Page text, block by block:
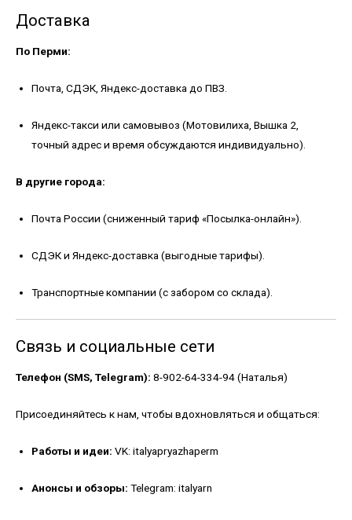
Доставка
По Перми:
Почта, СДЭК, Яндекс-доставка до ПВЗ.
Яндекс-такси или самовывоз (Мотовилиха, Вышка 2,
точный адрес и время обсуждаются индивидуально).
В другие города:
Почта России (сниженный тариф «Посылка-онлайн»).
СДЭК и Яндекс-доставка (выгодные тарифы).
Транспортные компании (с забором со склада).
Связь и социальные сети
Телефон (SMS, Telegram): 8-902-64-334-94 (Наталья)
Присоединяйтесь к нам, чтобы вдохновляться и общаться:
Работы и идеи: VK: italyapryazhaperm
Анонсы и обзоры: Telegram: italyarn